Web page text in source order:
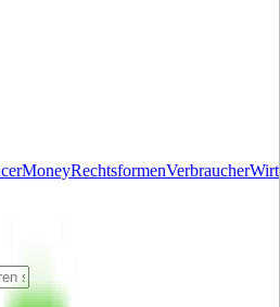
MoneyRechtsformenVerbraucher